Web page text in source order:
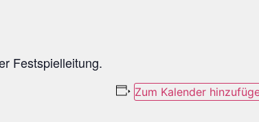
Festspielleitung.
Zum Kalender